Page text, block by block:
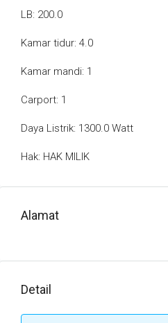
LB: 200.0
Kamar tidur: 4.0
Kamar mandi: 1
Carport: 1
Daya Listrik: 1300.0 Watt
Hak: HAK MILIK
Alamat
Detail